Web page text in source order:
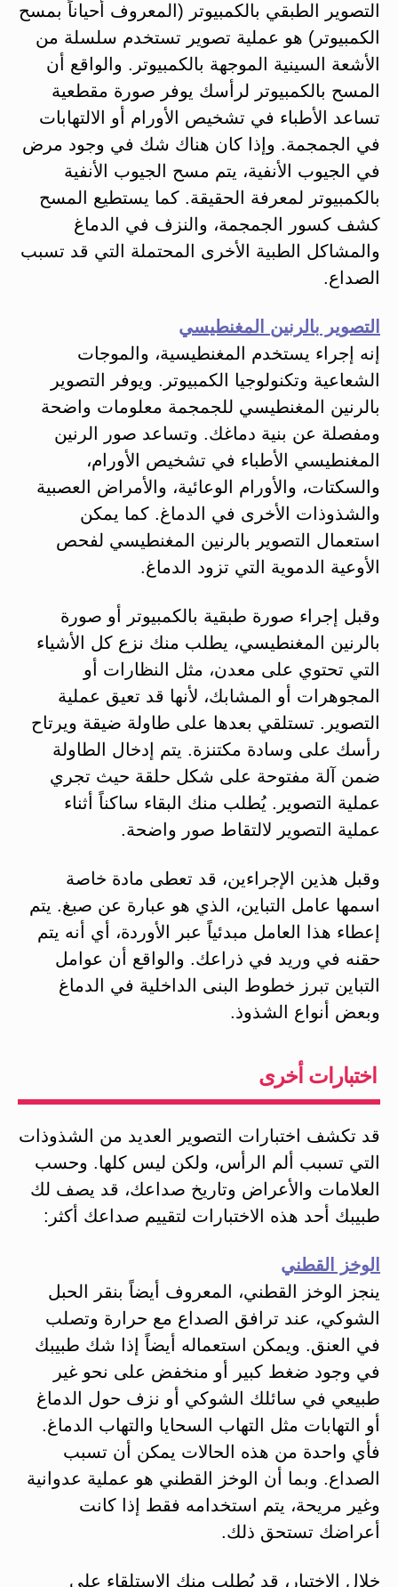
التصوير الطبقي بالكمبيوتر (المعروف أحياناً بمسح
الكمبيوتر) هو عملية تصوير تستخدم سلسلة من
الأشعة السينية الموجهة بالكمبيوتر. والواقع أن
المسح بالكمبيوتر لرأسك يوفر صورة مقطعية
تساعد الأطباء في تشخيص الأورام أو الالتهابات
في الجمجمة. وإذا كان هناك شك في وجود مرض
في الجيوب الأنفية، يتم مسح الجيوب الأنفية
بالكمبيوتر لمعرفة الحقيقة. كما يستطيع المسح
كشف كسور الجمجمة، والنزف في الدماغ
والمشاكل الطبية الأخرى المحتملة التي قد تسبب
الصداع.
التصوير بالرنين المغنطيسي
إنه إجراء يستخدم المغنطيسية، والموجات
الشعاعية وتكنولوجيا الكمبيوتر. ويوفر التصوير
بالرنين المغنطيسي للجمجمة معلومات واضحة
ومفصلة عن بنية دماغك. وتساعد صور الرنين
المغنطيسي الأطباء في تشخيص الأورام،
والسكتات، والأورام الوعائية، والأمراض العصبية
والشذوذات الأخرى في الدماغ. كما يمكن
استعمال التصوير بالرنين المغنطيسي لفحص
الأوعية الدموية التي تزود الدماغ.
وقبل إجراء صورة طبقية بالكمبيوتر أو صورة
بالرنين المغنطيسي، يطلب منك نزع كل الأشياء
التي تحتوي على معدن، مثل النظارات أو
المجوهرات أو المشابك، لأنها قد تعيق عملية
التصوير. تستلقي بعدها على طاولة ضيقة ويرتاح
رأسك على وسادة مكتنزة. يتم إدخال الطاولة
ضمن آلة مفتوحة على شكل حلقة حيث تجري
عملية التصوير. يُطلب منك البقاء ساكناً أثناء
عملية التصوير لالتقاط صور واضحة.
وقبل هذين الإجراءين، قد تعطى مادة خاصة
اسمها عامل التباين، الذي هو عبارة عن صبغ. يتم
إعطاء هذا العامل مبدئياً عبر الأوردة، أي أنه يتم
حقنه في وريد في ذراعك. والواقع أن عوامل
التباين تبرز خطوط البنى الداخلية في الدماغ
وبعض أنواع الشذوذ.
اختبارات أخرى
قد تكشف اختبارات التصوير العديد من الشذوذات
التي تسبب ألم الرأس، ولكن ليس كلها. وحسب
العلامات والأعراض وتاريخ صداعك، قد يصف لك
طبيبك أحد هذه الاختبارات لتقييم صداعك أكثر:
الوخز القطني
ينجز الوخز القطني، المعروف أيضاً بنقر الحبل
الشوكي، عند ترافق الصداع مع حرارة وتصلب
في العنق. ويمكن استعماله أيضاً إذا شك طبيبك
في وجود ضغط كبير أو منخفض على نحو غير
طبيعي في سائلك الشوكي أو نزف حول الدماغ
أو التهابات مثل التهاب السحايا والتهاب الدماغ.
فأي واحدة من هذه الحالات يمكن أن تسبب
الصداع. وبما أن الوخز القطني هو عملية عدوانية
وغير مريحة، يتم استخدامه فقط إذا كانت
أعراضك تستحق ذلك.
خلال الاختبار، قد يُطلب منك الاستلقاء على